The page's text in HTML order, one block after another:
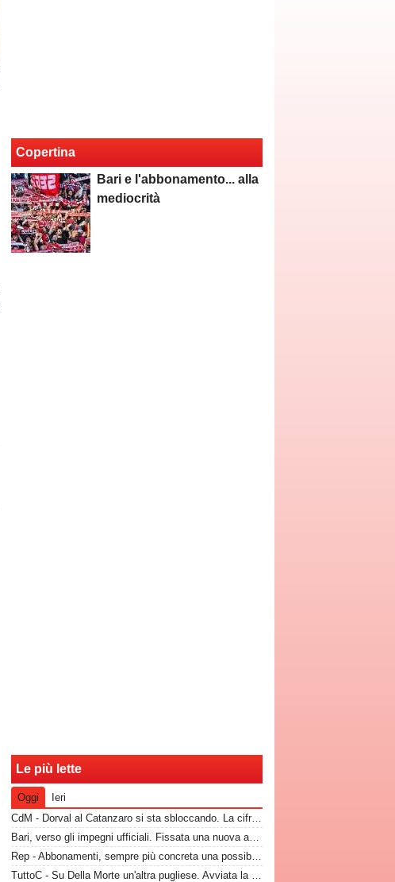
Copertina
Bari e l'abbonamento... alla
mediocrità
Le più lette
Oggi
Ieri
CdM - Dorval al Catanzaro si sta sbloccando. La cifra che il Bari incasserebbe
Bari, verso gli impegni ufficiali. Fissata una nuova amichevole
Rep - Abbonamenti, sempre più concreta una possibilità
TuttoC - Su Della Morte un'altra pugliese. Avviata la trattativa